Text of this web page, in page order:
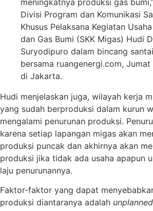
Divisi Program dan Komunikasi
Khusus Pelaksana Kegiatan
dan Gas Bumi (SKK Migas) Hudi
Suryodipuro dalam bincang
bersama ruangenergi.com,
di Jakarta.
Hudi menjelaskan juga, wilayah kerja
yang sudah berproduksi dalam kurun
mengalami penurunan produksi.
karena setiap lapangan migas akan
produksi puncak dan akhirnya akan
produksi jika tidak ada usaha apapun
laju penurunannya.
Faktor-faktor yang dapat
produksi diantaranya adalah